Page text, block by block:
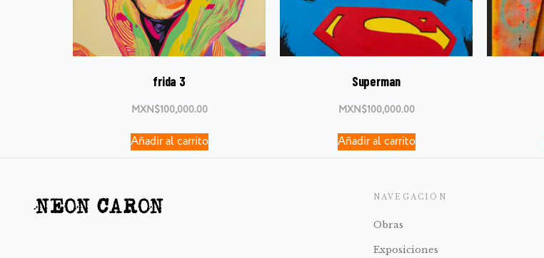
frida 3
MXN$100,000.00
Añadir al carrito
Superman
MXN$100,000.00
Añadir al carrito
NEON CARON NAVEGACIÓN
Obras
Exposiciones